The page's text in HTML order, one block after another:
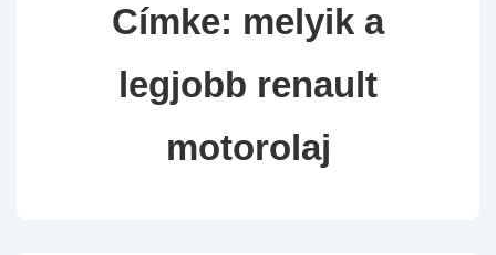
Címke: melyik a
legjobb renault
motorolaj